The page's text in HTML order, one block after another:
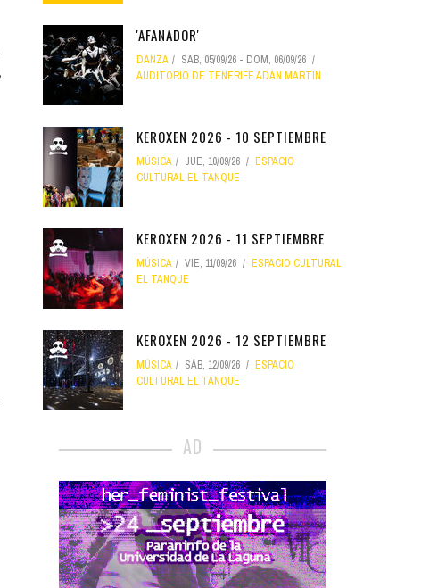
'AFANADOR'
DANZA SÁB, 05/09/26 - DOM, 06/09/26
AUDITORIO DE TENERIFE ADÁN MARTÍN
KEROXEN 2026 - 10 SEPTIEMBRE
MÚSICA JUE, 10/09/26
ESPACIO
CULTURAL EL TANQUE
KEROXEN 2026 - 11 SEPTIEMBRE
MÚSICA VIE, 11/09/26
ESPACIO CULTURAL
EL TANQUE
KEROXEN 2026 - 12 SEPTIEMBRE
MÚSICA SÁB, 12/09/26
ESPACIO
CULTURAL EL TANQUE
AD